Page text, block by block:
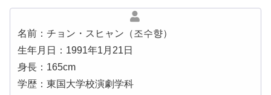
名前：チョン・スヒャン（조수향）
生年月日：1991年1月21日
身長：165cm
学歴：東国大学校演劇学科